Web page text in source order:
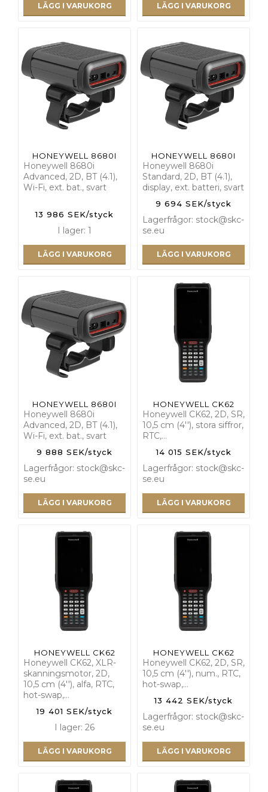
LÄGG I VARUKORG LÄGG I VARUKORG
HONEYWELL 8680I
Honeywell 8680i
Advanced, 2D, BT (4.1),
Wi-Fi, ext. bat., svart
13 986 SEK/styck
I lager: 1
LÄGG I VARUKORG
HONEYWELL 8680I
Honeywell 8680i
Standard, 2D, BT (4.1),
display, ext. batteri, svart
9 694 SEK/styck
Lagerfrågor: stock@skc-
se.eu
LÄGG I VARUKORG
HONEYWELL 8680I
Honeywell 8680i
Advanced, 2D, BT (4.1),
Wi-Fi, ext. bat., svart
9 888 SEK/styck
Lagerfrågor: stock@skc-
se.eu
LÄGG I VARUKORG
HONEYWELL CK62
Honeywell CK62, 2D, SR,
10,5 cm (4''), stora siffror,
RTC,…
14 015 SEK/styck
Lagerfrågor: stock@skc-
se.eu
LÄGG I VARUKORG
HONEYWELL CK62
Honeywell CK62, XLR-
skanningsmotor, 2D,
10,5 cm (4''), alfa, RTC,
hot-swap,…
19 401 SEK/styck
I lager: 26
LÄGG I VARUKORG
HONEYWELL CK62
Honeywell CK62, 2D, SR,
10,5 cm (4''), num., RTC,
hot-swap,…
13 442 SEK/styck
Lagerfrågor: stock@skc-
se.eu
LÄGG I VARUKORG